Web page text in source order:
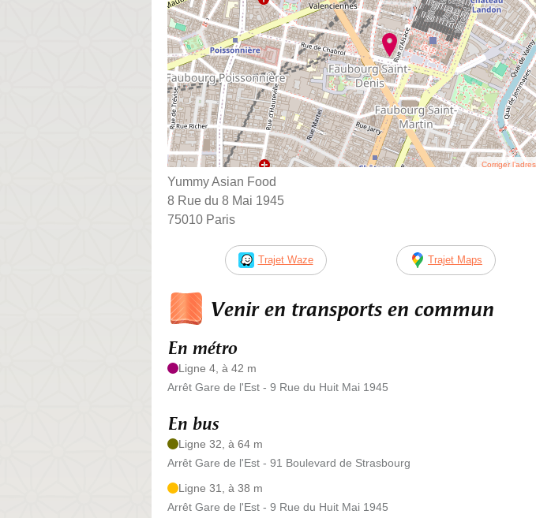
Corriger
Yummy Asian Food
8 Rue du 8 Mai 1945
75010 Paris
Trajet Waze Trajet Maps
Venir en transports en commun
En métro
Ligne 4, à 42 m
Arrêt Gare de l'Est - 9 Rue du Huit Mai 1945
En bus
Ligne 32, à 64 m
Arrêt Gare de l'Est - 91 Boulevard de Strasbourg
Ligne 31, à 38 m
Arrêt Gare de l'Est - 9 Rue du Huit Mai 1945